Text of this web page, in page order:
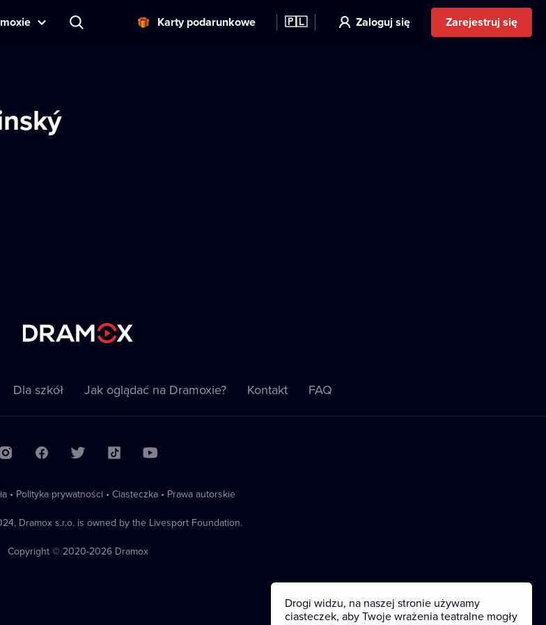
Karty podarunkowe 🇵🇱 Zaloguj się Zarejestruj się
Dla szkół Jak oglądać na Dramoxie? Kontakt FAQ
• Polityka prywatności • Ciasteczka• Prawa autorskie
Dramox s.r.o. is owned by the Livesport Foundation.
Copyright © 2020-2026 Dramox
Drogi widzu, na naszej stronie używamy
ciasteczek, aby Twoje wrażenia teatralne mogły